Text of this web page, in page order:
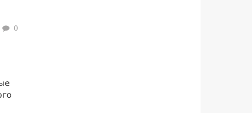
0